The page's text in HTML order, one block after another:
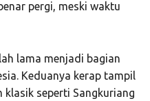
pergi, meski waktu
lama menjadi bagian
Keduanya kerap tampil
seperti Sangkuriang